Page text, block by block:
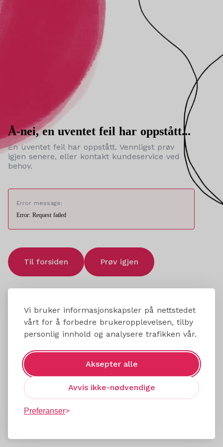
Vi bruker informasjonskapsler på nettstedet
vårt for å forbedre brukeropplevelsen, tilby
personlig innhold og analysere trafikken vår.
Aksepter alle
Avvis ikke-nødvendige
Preferanser
Å-nei, en uventet feil har oppstått...
En uventet feil har oppstått. Vennligst prøv
igjen senere, eller kontakt kundeservice ved
behov.
Error message:
Error: Request failed
Til forsiden Prøv igjen